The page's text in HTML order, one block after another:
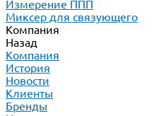
Измерение ППП
Миксер для связующего
Компания
Назад
Компания
История
Новости
Клиенты
Бренды